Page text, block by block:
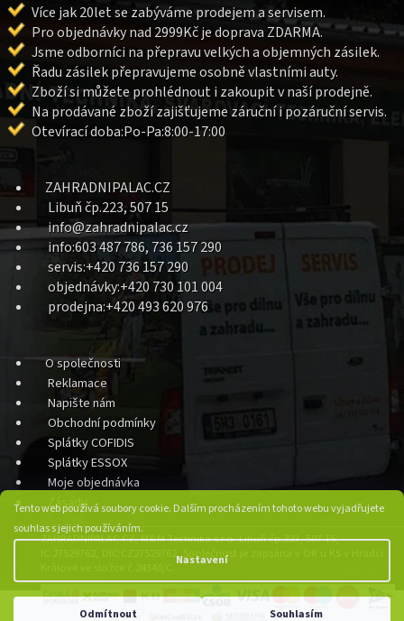
Tento web používá soubory cookie. Dalším procházením tohoto webu vyjadřujete
souhlas s jejich používáním.
Nastavení
Odmítnout Souhlasím
Více jak 20let se zabýváme prodejem a servisem.
Pro objednávky nad 2999Kč je doprava ZDARMA.
Jsme odborníci na přepravu velkých a objemných zásilek.
Řadu zásilek přepravujeme osobně vlastními auty.
Zboží si můžete prohlédnout i zakoupit v naší prodejně.
Na prodávané zboží zajišťujeme záruční i pozáruční servis.
Otevírací doba:Po-Pa:8:00-17:00
ZAHRADNIPALAC.CZ
Libuň čp.223, 507 15
info@zahradnipalac.cz
info:603 487 786, 736 157 290
servis:+420 736 157 290
objednávky:+420 730 101 004
prodejna:+420 493 620 976
O společnosti
Reklamace
Napište nám
Obchodní podmínky
Splátky COFIDIS
Splátky ESSOX
Moje objednávka
Zásady
ZAHRADNIPALAC.CZ, M&M Technika s.r.o. Libuň čp.223, 507 15,
IC:27529762, DIC:CZ27529762, Společnost je zapsána v OR u KS v Hradci